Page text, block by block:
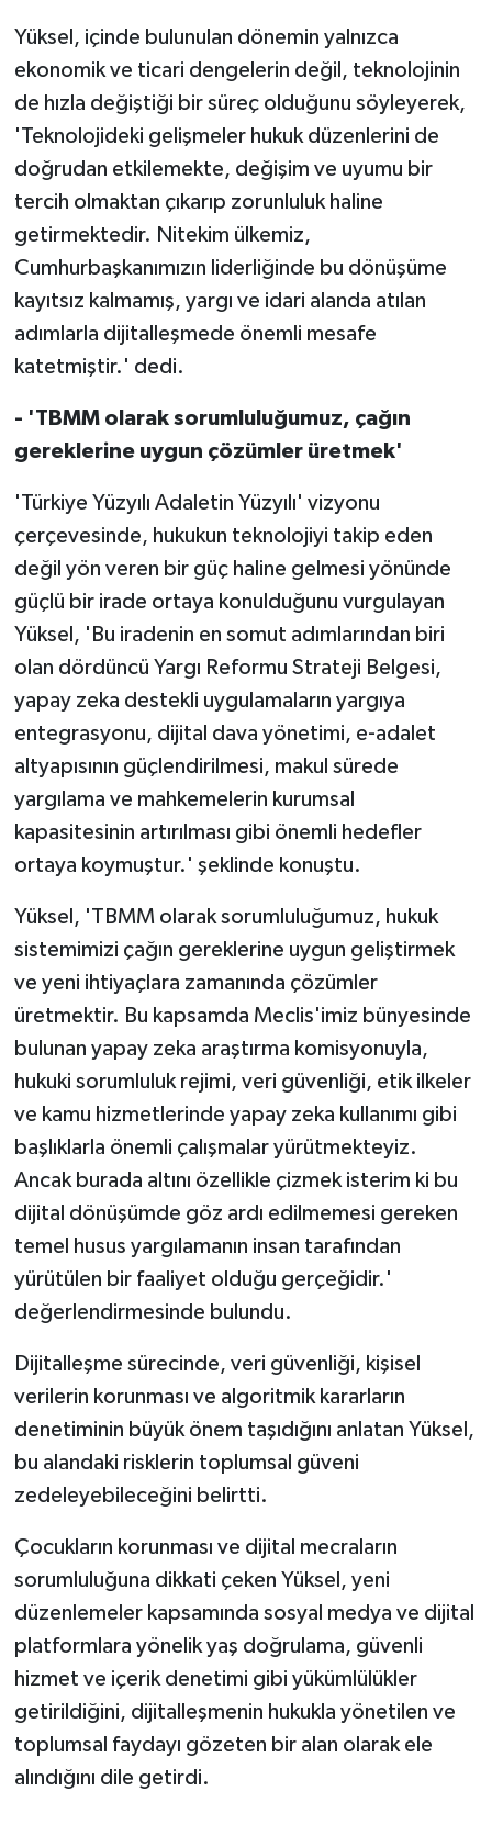
Yüksel, içinde bulunulan dönemin yalnızca
ekonomik ve ticari dengelerin değil, teknolojinin
de hızla değiştiği bir süreç olduğunu söyleyerek,
'Teknolojideki gelişmeler hukuk düzenlerini de
doğrudan etkilemekte, değişim ve uyumu bir
tercih olmaktan çıkarıp zorunluluk haline
getirmektedir. Nitekim ülkemiz,
Cumhurbaşkanımızın liderliğinde bu dönüşüme
kayıtsız kalmamış, yargı ve idari alanda atılan
adımlarla dijitalleşmede önemli mesafe
katetmiştir.' dedi.
- 'TBMM olarak sorumluluğumuz, çağın
gereklerine uygun çözümler üretmek'
'Türkiye Yüzyılı Adaletin Yüzyılı' vizyonu
çerçevesinde, hukukun teknolojiyi takip eden
değil yön veren bir güç haline gelmesi yönünde
güçlü bir irade ortaya konulduğunu vurgulayan
Yüksel, 'Bu iradenin en somut adımlarından biri
olan dördüncü Yargı Reformu Strateji Belgesi,
yapay zeka destekli uygulamaların yargıya
entegrasyonu, dijital dava yönetimi, e-adalet
altyapısının güçlendirilmesi, makul sürede
yargılama ve mahkemelerin kurumsal
kapasitesinin artırılması gibi önemli hedefler
ortaya koymuştur.' şeklinde konuştu.
Yüksel, 'TBMM olarak sorumluluğumuz, hukuk
sistemimizi çağın gereklerine uygun geliştirmek
ve yeni ihtiyaçlara zamanında çözümler
üretmektir. Bu kapsamda Meclis'imiz bünyesinde
bulunan yapay zeka araştırma komisyonuyla,
hukuki sorumluluk rejimi, veri güvenliği, etik ilkeler
ve kamu hizmetlerinde yapay zeka kullanımı gibi
başlıklarla önemli çalışmalar yürütmekteyiz.
Ancak burada altını özellikle çizmek isterim ki bu
dijital dönüşümde göz ardı edilmemesi gereken
temel husus yargılamanın insan tarafından
yürütülen bir faaliyet olduğu gerçeğidir.'
değerlendirmesinde bulundu.
Dijitalleşme sürecinde, veri güvenliği, kişisel
verilerin korunması ve algoritmik kararların
denetiminin büyük önem taşıdığını anlatan Yüksel,
bu alandaki risklerin toplumsal güveni
zedeleyebileceğini belirtti.
Çocukların korunması ve dijital mecraların
sorumluluğuna dikkati çeken Yüksel, yeni
düzenlemeler kapsamında sosyal medya ve dijital
platformlara yönelik yaş doğrulama, güvenli
hizmet ve içerik denetimi gibi yükümlülükler
getirildiğini, dijitalleşmenin hukukla yönetilen ve
toplumsal faydayı gözeten bir alan olarak ele
alındığını dile getirdi.